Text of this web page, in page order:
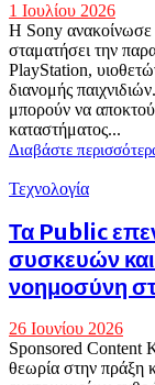
1 Ιουλίου 2026
Η Sony ανακοίνωσε
σταματήσει την
PlayStation,
διανομής
μπορούν να
καταστήματος...
Διαβάστε
Τεχνολογία
Τα Public
συσκευών
νοημοσύνη
26 Ιουνίου 2026
Sponsored Content
θεωρία στην πράξη